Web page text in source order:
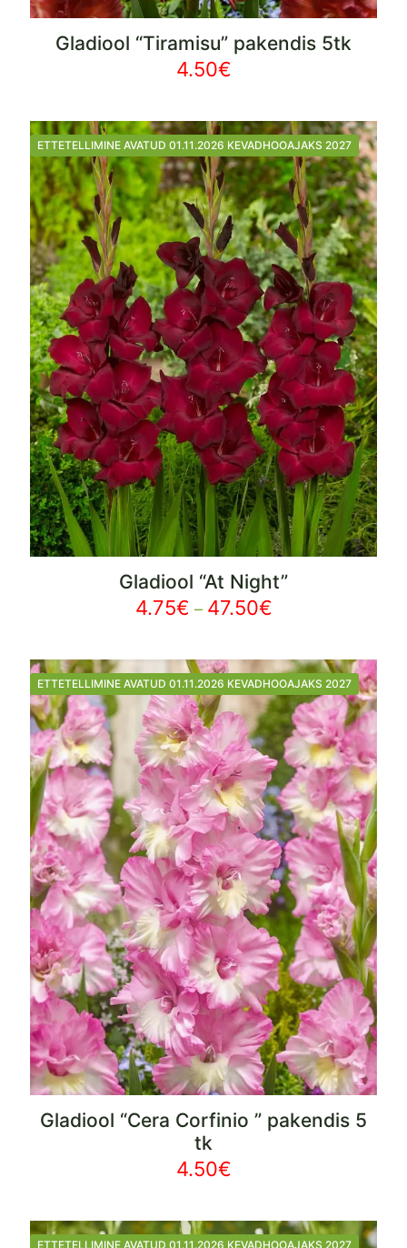
Gladiool “Tiramisu” pakendis 5tk
4.50€
ETTETELLIMINE AVATUD 01.11.2026 KEVADHOOAJAKS 2027
Gladiool “At Night”
4.75€ – 47.50€Price
4.75€
through
47.50€
ETTETELLIMINE AVATUD 01.11.2026 KEVADHOOAJAKS 2027
Gladiool “Cera Corfinio ” pakendis 5
tk
4.50€
ETTETELLIMINE AVATUD 01.11.2026 KEVADHOOAJAKS 2027